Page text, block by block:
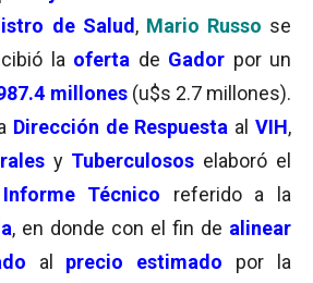
de Salud , Mario Russo se
la oferta de Gador por un
millones(u$s 2.7 millones).
Dirección de Respuesta alVIH,
y Tuberculosos elaboró el
Informe Técnico referido a la
, en donde con el fin de alinear
al precio estimado por la